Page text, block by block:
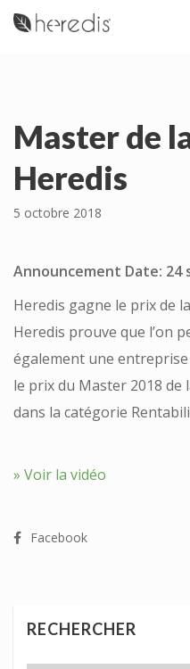
Master de
Heredis
5 octobre 2018
Announcement Date: 24
Heredis gagne le prix de
Heredis prouve que l’on
également une
le prix du Master 2018
dans la catégorie
» Voir la vidéo
Facebook
RECHERCHER